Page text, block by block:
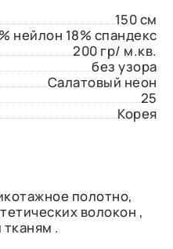
150 см
нейлон 18% спандекс
200 гр/ м.кв.
без узора
Салатовый неон
25
Корея
полотно,
волокон ,
.